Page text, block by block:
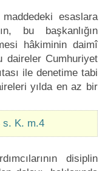
esaslara
bu başkanlığın
hâkiminin daimî
daireler Cumhuriyet
ile denetime tabi
yılda en az bir
s. K. m.4
disiplin